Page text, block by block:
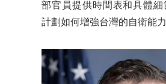
部官員提供時間表和具體細
計劃如何增強台灣的自衛能力